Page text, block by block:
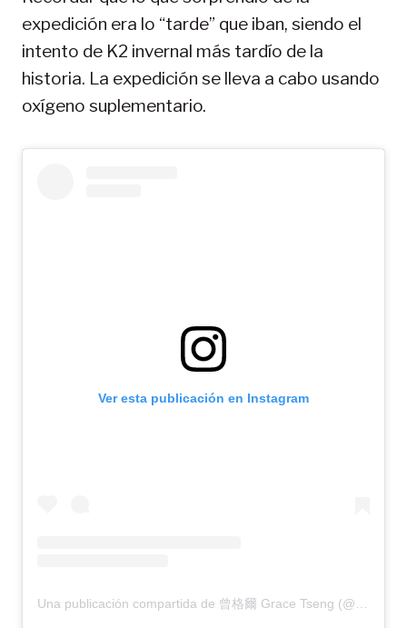
expedición era lo “tarde” que iban, siendo el
intento de K2 invernal más tardío de la
historia. La expedición se lleva a cabo usando
oxígeno suplementario.
Ver esta publicación en Instagram